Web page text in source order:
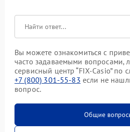
Вы можете ознакомиться с
часто задаваемыми вопросами,
сервисный центр “FIX-Casio” по
+7 (800) 301-55-83 если не
вопрос.
Общие